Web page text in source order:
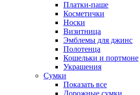
Платки-паше
Косметички
Носки
Визитница
Эмблемы для джинс
Полотенца
Кошельки и портмоне
Украшения
Сумки
Показать все
Дорожные сумки